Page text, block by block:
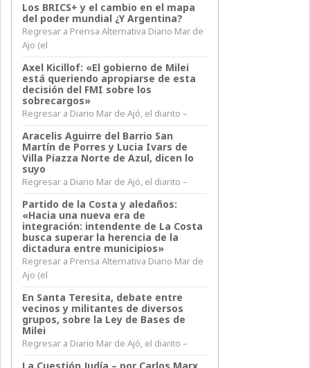
Los BRICS+ y el cambio en el mapa
del poder mundial ¿Y Argentina?
Regresar a Prensa Alternativa Diario Mar de
Ajo (el
Axel Kicillof: «El gobierno de Milei
está queriendo apropiarse de esta
decisión del FMI sobre los
sobrecargos»
Regresar a Diario Mar de Ajó, el diarito –
Aracelis Aguirre del Barrio San
Martín de Porres y Lucia Ivars de
Villa Piazza Norte de Azul, dicen lo
suyo
Regresar a Diario Mar de Ajó, el diarito –
Partido de la Costa y aledaños:
«Hacia una nueva era de
integración: intendente de La Costa
busca superar la herencia de la
dictadura entre municipios»
Regresar a Prensa Alternativa Diario Mar de
Ajo (el
En Santa Teresita, debate entre
vecinos y militantes de diversos
grupos, sobre la Ley de Bases de
Milei
Regresar a Diario Mar de Ajó, el diarito –